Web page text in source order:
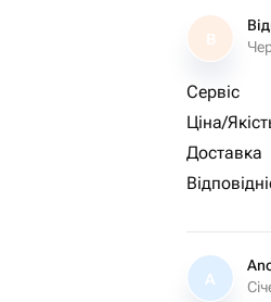
В
Сервіс
Ціна/
Доставка
A